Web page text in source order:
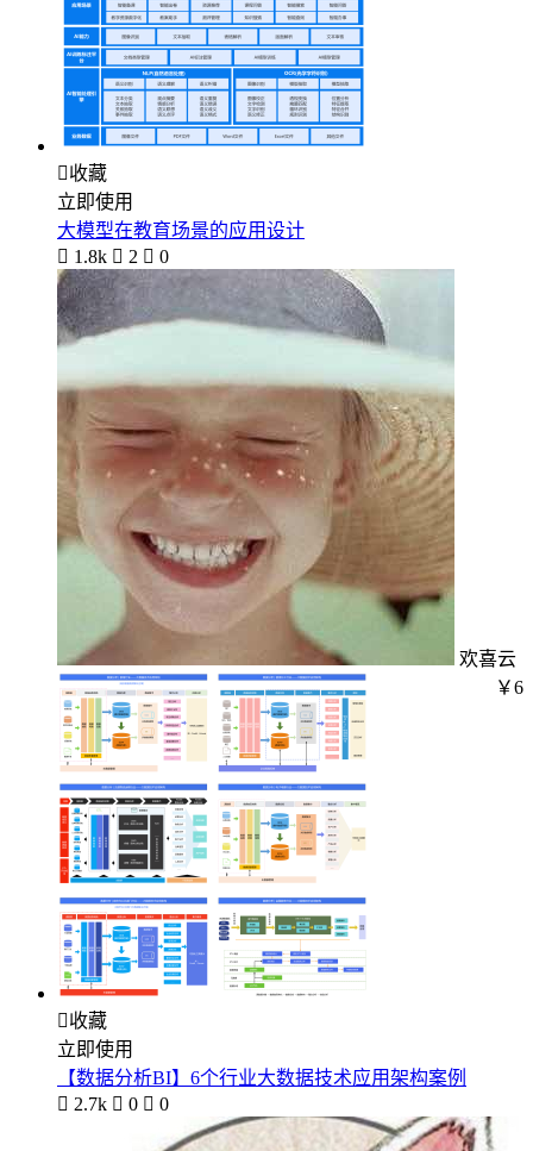
收藏
立即使用
大模型在教育场景的应用设计
 1.8k  2  0
欢喜云
￥6
收藏
立即使用
【数据分析BI】6个行业大数据技术应用架构案例
 2.7k  0  0